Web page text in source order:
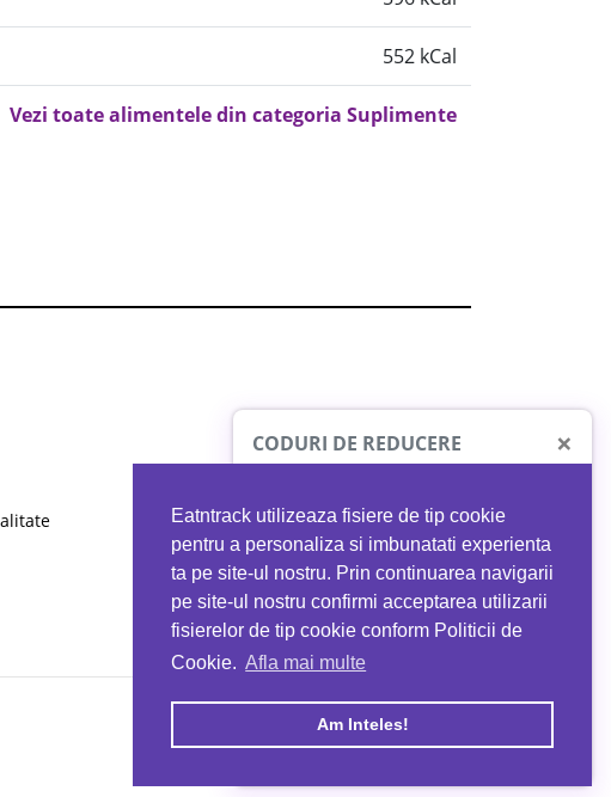
Eatntrack utilizeaza fisiere de tip cookie
pentru a personaliza si imbunatati experienta
ta pe site-ul nostru. Prin continuarea navigarii
pe site-ul nostru confirmi acceptarea utilizarii
fisierelor de tip cookie conform Politicii de
Cookie. Afla mai multe
Am Inteles!
552 kCal
Vezi toate alimentele din categoria Suplimente
CODURI DE REDUCERE ×
la orice comandă
EATNTRACK
MYPROTEIN
Ai40%reducere la orice comandă
folosind codul EATTRACK